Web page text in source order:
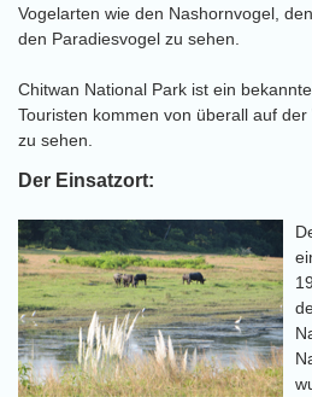
Vogelarten wie den Nashornvogel,
den Paradiesvogel zu sehen.
Chitwan National Park ist ein
Touristen kommen von überall auf
zu sehen.
Der Einsatzort: